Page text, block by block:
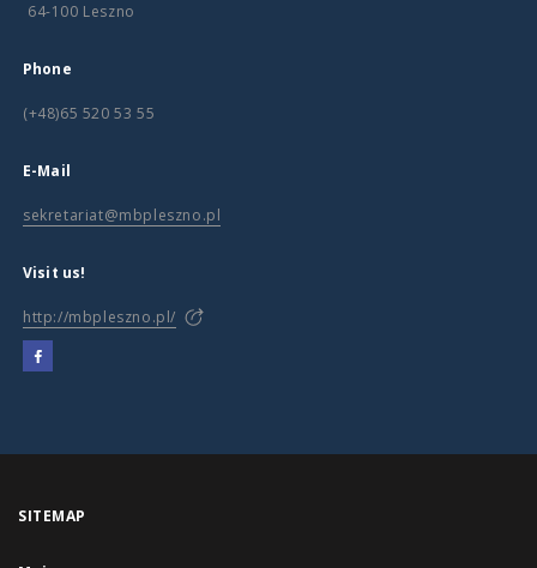
64-100 Leszno
Phone
(+48)65 520 53 55
E-Mail
sekretariat@mbpleszno.pl
Visit us!
http://mbpleszno.pl/
SITEMAP